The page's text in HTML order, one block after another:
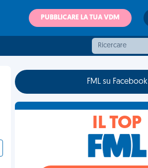
PUBBLICARE LA TUA VDM
FML su Facebook
IL TOP